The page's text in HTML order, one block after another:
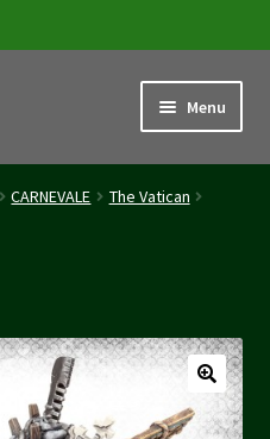
Menu
CARNEVALE
The Vatican